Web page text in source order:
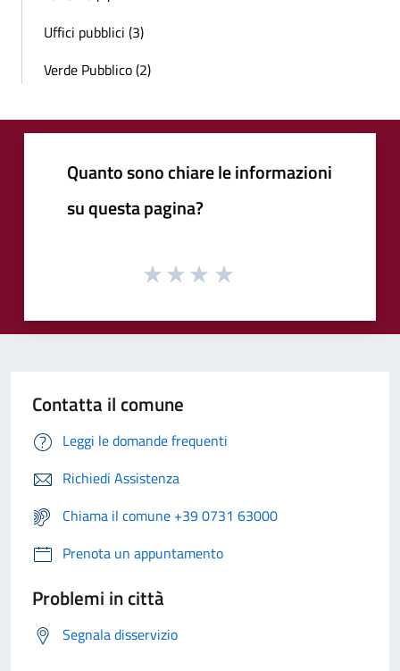
Uffici pubblici (3)
Verde Pubblico (2)
Quanto sono chiare le informazioni
su questa pagina?
Contatta il comune
Leggi le domande frequenti
Richiedi Assistenza
Chiama il comune +39 0731 63000
Prenota un appuntamento
Problemi in città
Segnala disservizio